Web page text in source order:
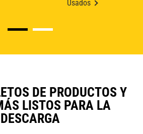
Usados
DE PRODUCTOS Y
LISTOS PARA LA
DESCARGA